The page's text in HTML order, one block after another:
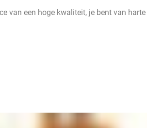
van een hoge kwaliteit, je bent van